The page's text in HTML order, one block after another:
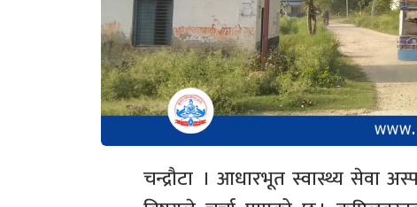
चन्द्रौटा । आधारभूत स्वास्थ्य सेवा